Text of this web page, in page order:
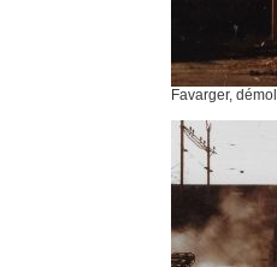
Favarger,